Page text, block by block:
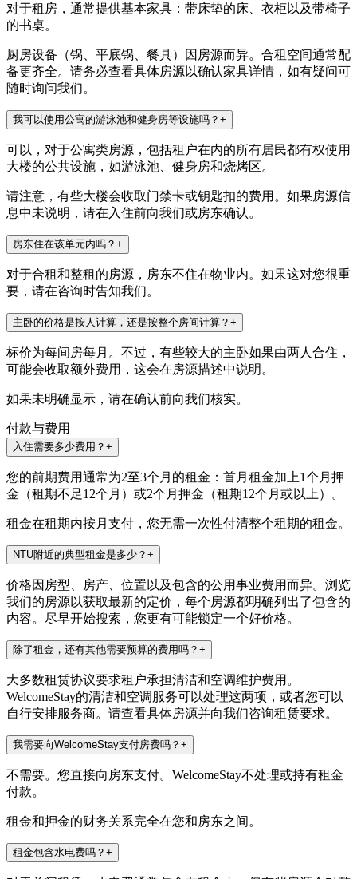
对于租房，通常提供基本家具：带床垫的床、衣柜以及带椅子
的书桌。
厨房设备（锅、平底锅、餐具）因房源而异。合租空间通常配
备更齐全。请务必查看具体房源以确认家具详情，如有疑问可
随时询问我们。
我可以使用公寓的游泳池和健身房等设施吗？ +
可以，对于公寓类房源，包括租户在内的所有居民都有权使用
大楼的公共设施，如游泳池、健身房和烧烤区。
请注意，有些大楼会收取门禁卡或钥匙扣的费用。如果房源信
息中未说明，请在入住前向我们或房东确认。
房东住在该单元内吗？ +
对于合租和整租的房源，房东不住在物业内。如果这对您很重
要，请在咨询时告知我们。
主卧的价格是按人计算，还是按整个房间计算？ +
标价为每间房每月。不过，有些较大的主卧如果由两人合住，
可能会收取额外费用，这会在房源描述中说明。
如果未明确显示，请在确认前向我们核实。
付款与费用
入住需要多少费用？ +
您的前期费用通常为2至3个月的租金：首月租金加上1个月押
金（租期不足12个月）或2个月押金（租期12个月或以上）。
租金在租期内按月支付，您无需一次性付清整个租期的租金。
NTU附近的典型租金是多少？ +
价格因房型、房产、位置以及包含的公用事业费用而异。浏览
我们的房源以获取最新的定价，每个房源都明确列出了包含的
内容。尽早开始搜索，您更有可能锁定一个好价格。
除了租金，还有其他需要预算的费用吗？ +
大多数租赁协议要求租户承担清洁和空调维护费用。
WelcomeStay的清洁和空调服务可以处理这两项，或者您可以
自行安排服务商。请查看具体房源并向我们咨询租赁要求。
我需要向WelcomeStay支付房费吗？ +
不需要。您直接向房东支付。WelcomeStay不处理或持有租金
付款。
租金和押金的财务关系完全在您和房东之间。
租金包含水电费吗？ +